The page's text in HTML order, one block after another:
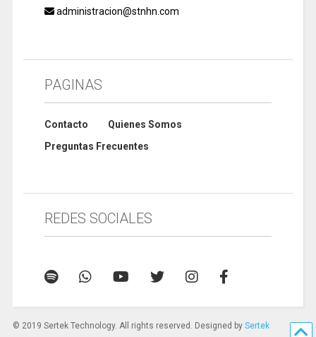
administracion@stnhn.com
PAGINAS
Contacto
Quienes Somos
Preguntas Frecuentes
REDES SOCIALES
© 2019 Sertek Technology. All rights reserved. Designed by Sertek